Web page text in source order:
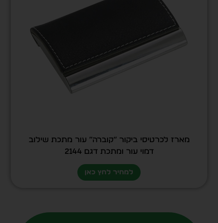
מארז לכרטיסי ביקור “קוברה” עור מתכת שילוב
דמוי עור ומתכת דגם 2144
למחיר לחץ כאן